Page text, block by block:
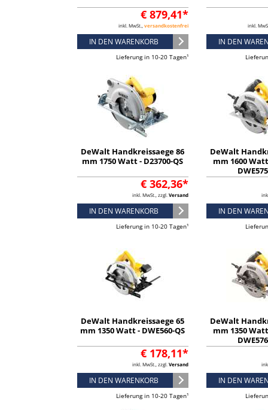
€ 879,41*
inkl. MwSt., versandkostenfrei
IN DEN WARENKORB
Lieferung in 10-20 Tagen¹
inkl.
IN DEN
DeWalt Handkreissaege 86
mm 1750 Watt - D23700-QS
€ 362,36*
inkl. MwSt., zzgl. Versand
IN DEN WARENKORB
Lieferung in 10-20 Tagen¹
DeWalt
mm 1600
IN DEN
DeWalt Handkreissaege 65
mm 1350 Watt - DWE560-QS
€ 178,11*
inkl. MwSt., zzgl. Versand
IN DEN WARENKORB
Lieferung in 10-20 Tagen¹
DeWalt
mm 1350
IN DEN